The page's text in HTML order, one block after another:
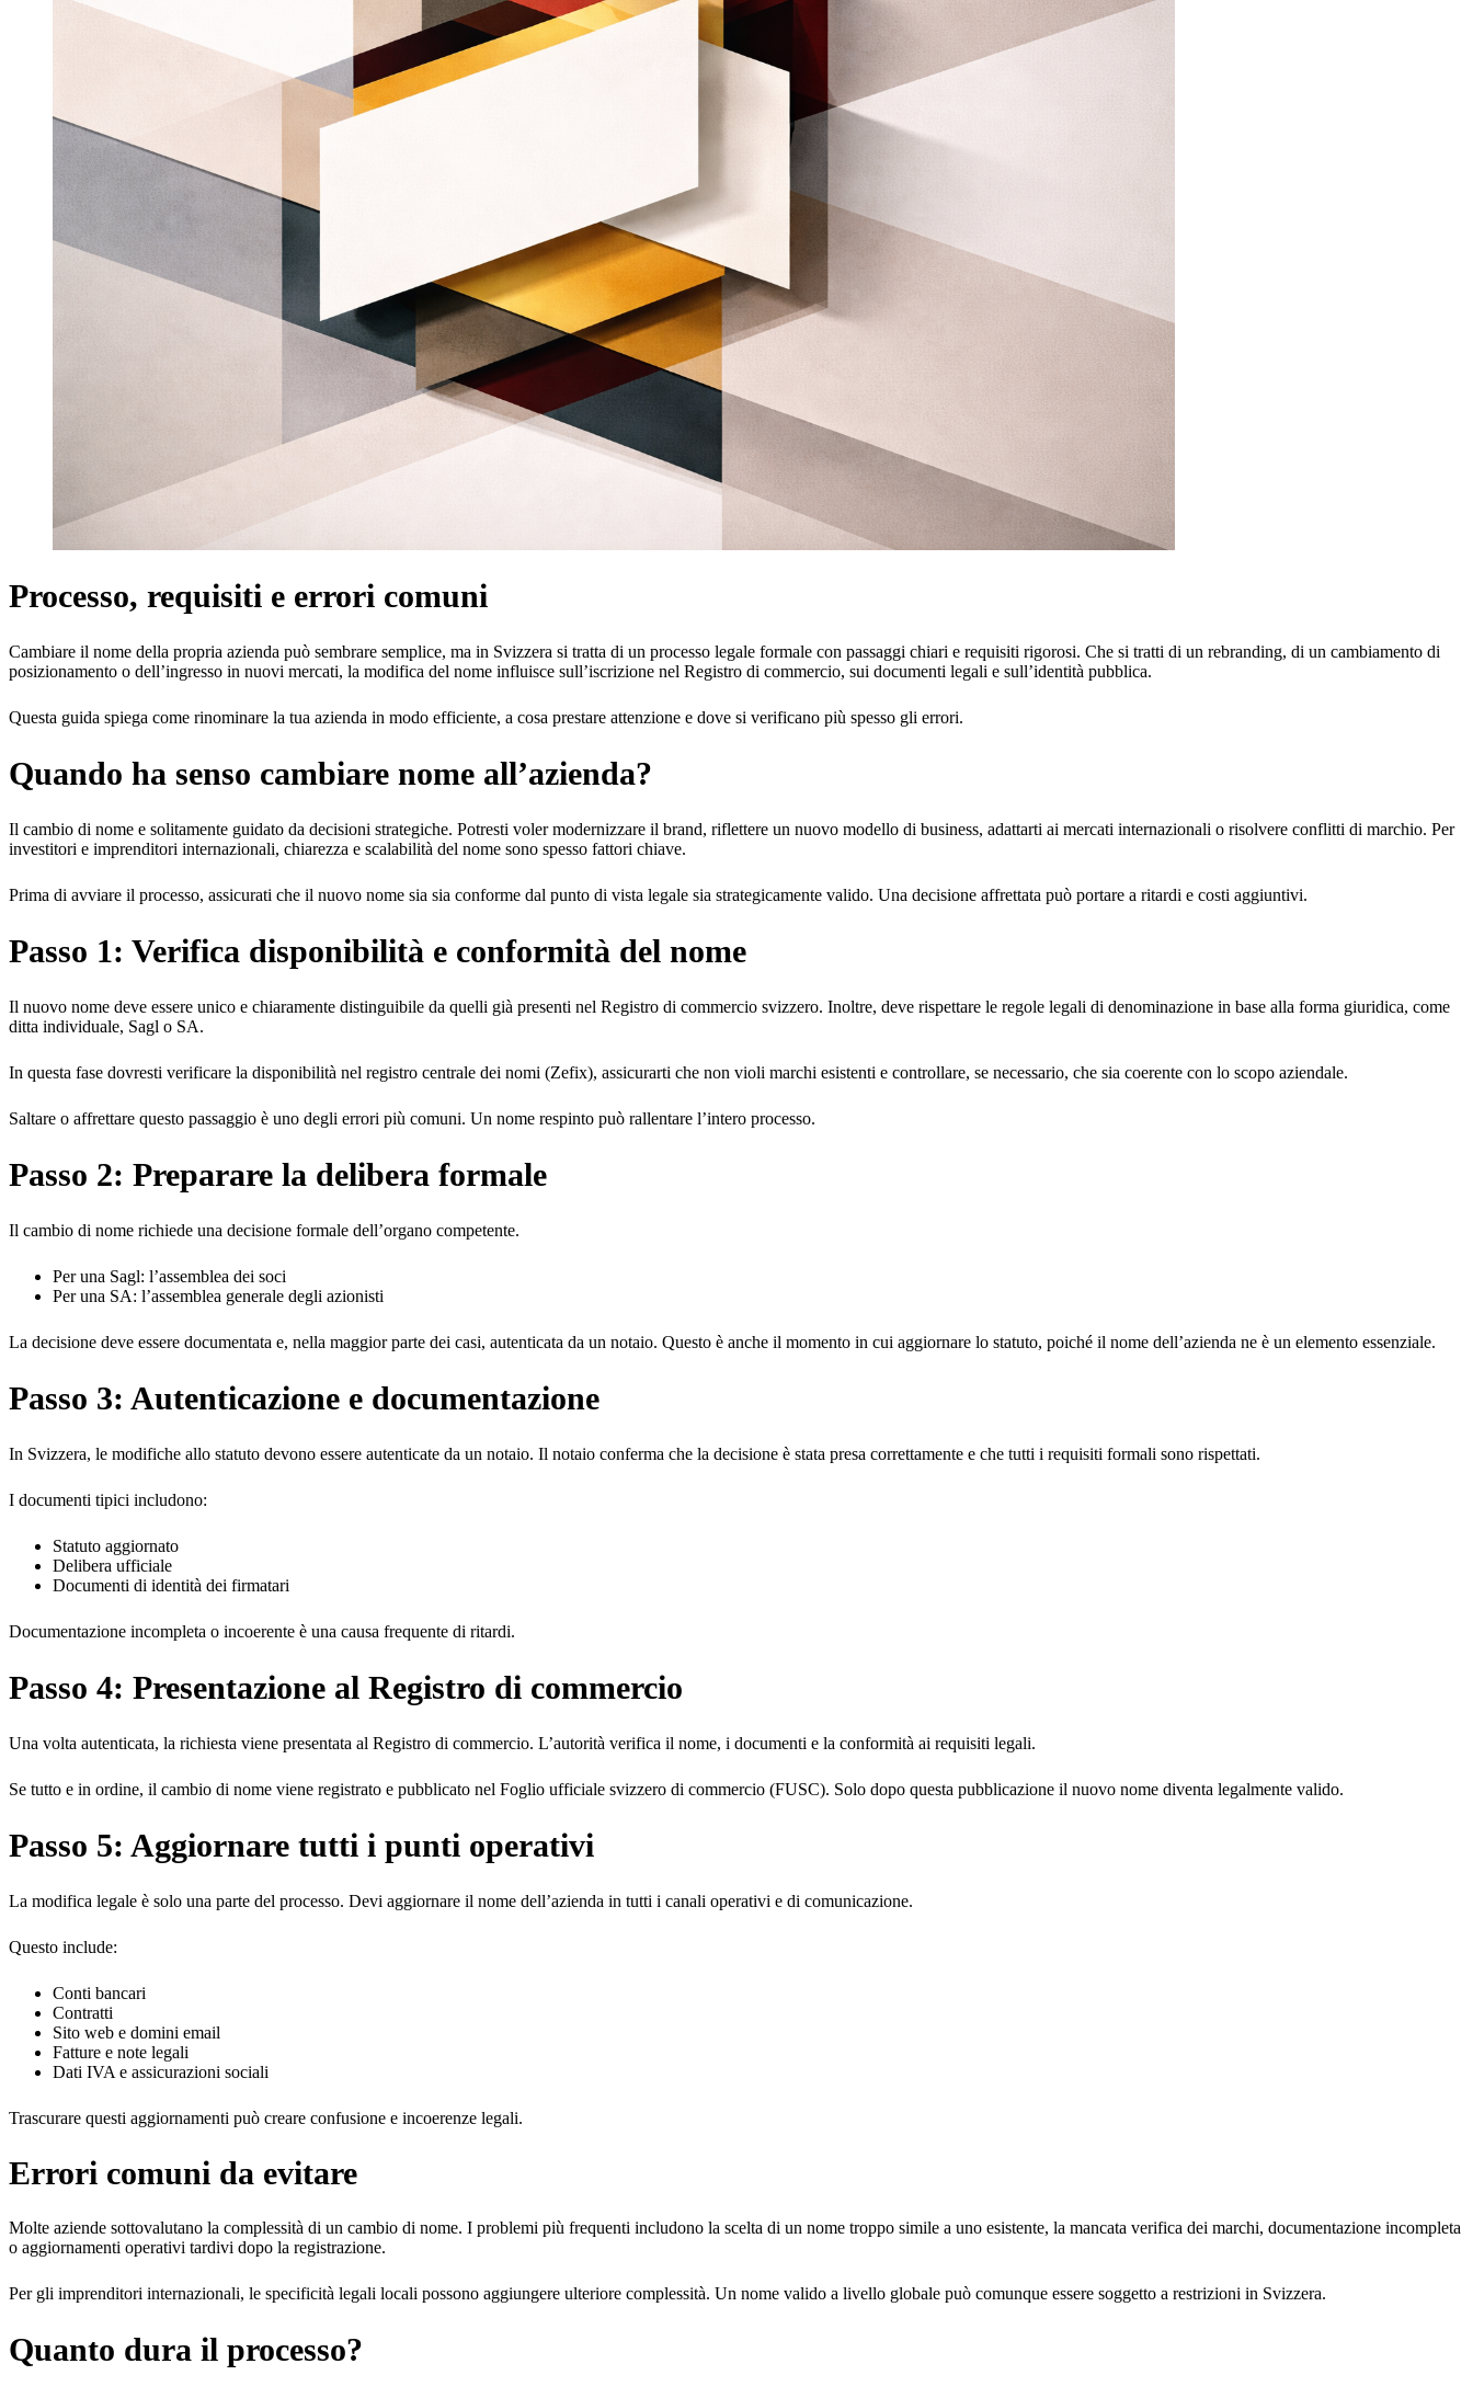
Processo, requisiti e errori comuni
Cambiare il nome della propria azienda può sembrare semplice, ma in Svizzera si tratta di un processo legale formale con passaggi chiari e requisiti rigorosi. Che si tratti di un rebranding, di un cambiamento di
posizionamento o dell’ingresso in nuovi mercati, la modifica del nome influisce sull’iscrizione nel Registro di commercio, sui documenti legali e sull’identità pubblica.
Questa guida spiega come rinominare la tua azienda in modo efficiente, a cosa prestare attenzione e dove si verificano più spesso gli errori.
Quando ha senso cambiare nome all’azienda?
Il cambio di nome e solitamente guidato da decisioni strategiche. Potresti voler modernizzare il brand, riflettere un nuovo modello di business, adattarti ai mercati internazionali o risolvere conflitti di marchio. Per
investitori e imprenditori internazionali, chiarezza e scalabilità del nome sono spesso fattori chiave.
Prima di avviare il processo, assicurati che il nuovo nome sia sia conforme dal punto di vista legale sia strategicamente valido. Una decisione affrettata può portare a ritardi e costi aggiuntivi.
Passo 1: Verifica disponibilità e conformità del nome
Il nuovo nome deve essere unico e chiaramente distinguibile da quelli già presenti nel Registro di commercio svizzero. Inoltre, deve rispettare le regole legali di denominazione in base alla forma giuridica, come
ditta individuale, Sagl o SA.
In questa fase dovresti verificare la disponibilità nel registro centrale dei nomi (Zefix), assicurarti che non violi marchi esistenti e controllare, se necessario, che sia coerente con lo scopo aziendale.
Saltare o affrettare questo passaggio è uno degli errori più comuni. Un nome respinto può rallentare l’intero processo.
Passo 2: Preparare la delibera formale
Il cambio di nome richiede una decisione formale dell’organo competente.
Per una Sagl: l’assemblea dei soci
Per una SA: l’assemblea generale degli azionisti
La decisione deve essere documentata e, nella maggior parte dei casi, autenticata da un notaio. Questo è anche il momento in cui aggiornare lo statuto, poiché il nome dell’azienda ne è un elemento essenziale.
Passo 3: Autenticazione e documentazione
In Svizzera, le modifiche allo statuto devono essere autenticate da un notaio. Il notaio conferma che la decisione è stata presa correttamente e che tutti i requisiti formali sono rispettati.
I documenti tipici includono:
Statuto aggiornato
Delibera ufficiale
Documenti di identità dei firmatari
Documentazione incompleta o incoerente è una causa frequente di ritardi.
Passo 4: Presentazione al Registro di commercio
Una volta autenticata, la richiesta viene presentata al Registro di commercio. L’autorità verifica il nome, i documenti e la conformità ai requisiti legali.
Se tutto e in ordine, il cambio di nome viene registrato e pubblicato nel Foglio ufficiale svizzero di commercio (FUSC). Solo dopo questa pubblicazione il nuovo nome diventa legalmente valido.
Passo 5: Aggiornare tutti i punti operativi
La modifica legale è solo una parte del processo. Devi aggiornare il nome dell’azienda in tutti i canali operativi e di comunicazione.
Questo include:
Conti bancari
Contratti
Sito web e domini email
Fatture e note legali
Dati IVA e assicurazioni sociali
Trascurare questi aggiornamenti può creare confusione e incoerenze legali.
Errori comuni da evitare
Molte aziende sottovalutano la complessità di un cambio di nome. I problemi più frequenti includono la scelta di un nome troppo simile a uno esistente, la mancata verifica dei marchi, documentazione incompleta
o aggiornamenti operativi tardivi dopo la registrazione.
Per gli imprenditori internazionali, le specificità legali locali possono aggiungere ulteriore complessità. Un nome valido a livello globale può comunque essere soggetto a restrizioni in Svizzera.
Quanto dura il processo?